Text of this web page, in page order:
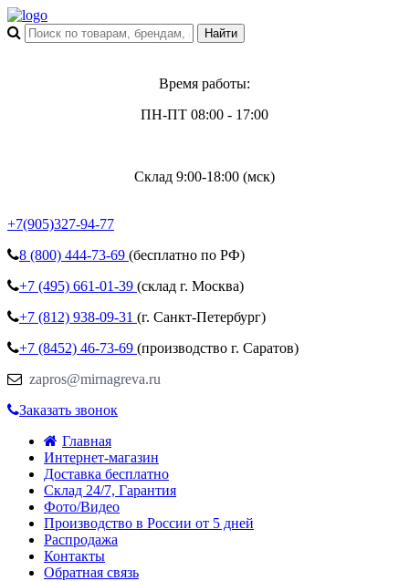
Время работы:
ПН-ПТ 08:00 - 17:00
Склад 9:00-18:00 (мск)
+7(905)327-94-77
8 (800) 444-73-69 (бесплатно по РФ)
+7 (495) 661-01-39 (склад г. Москва)
+7 (812) 938-09-31 (г. Санкт-Петербург)
+7 (8452) 46-73-69 (производство г. Саратов)
zapros@mirnagreva.ru
Заказать звонок
Главная
Интернет-магазин
Доставка бесплатно
Склад 24/7, Гарантия
Фото/Видео
Производство в России от 5 дней
Распродажа
Контакты
Обратная связь